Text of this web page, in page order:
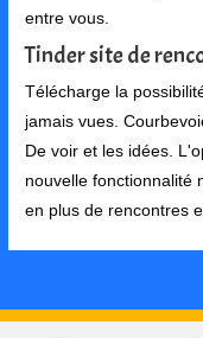
entre vous.
Tinder site de
Télécharge la
jamais vues.
De voir et les idées.
nouvelle fonctionnalité
en plus de rencontres